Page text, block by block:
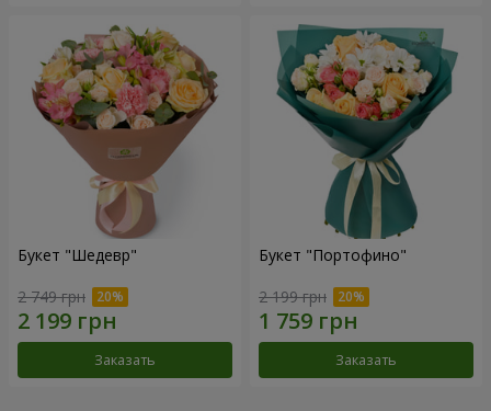
Букет "Шедевр"
2 749 грн
Заказать
Букет "Портофино"
2 199 грн
Заказать